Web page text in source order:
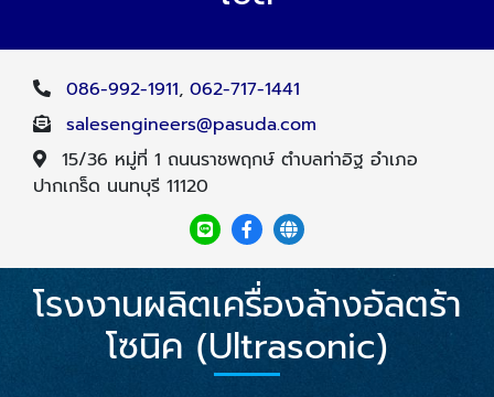
086-992-1911, 062-717-1441
salesengineers@pasuda.com
15/36 หมู่ที่ 1 ถนนราชพฤกษ์ ตำบลท่าอิฐ อำเภอ
ปากเกร็ด นนทบุรี 11120
โรงงานผลิตเครื่องล้างอัลตร้า
โซนิค (Ultrasonic)